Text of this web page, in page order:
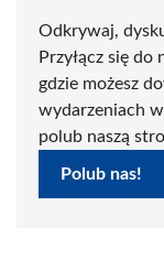
Odkrywaj,
Przyłącz się do
gdzie możesz
wydarzeniach
polub naszą
Polub nas!